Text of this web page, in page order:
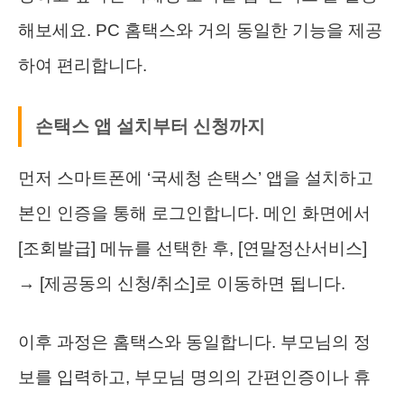
해보세요. PC 홈택스와 거의 동일한 기능을 제공
하여 편리합니다.
손택스 앱 설치부터 신청까지
먼저 스마트폰에 ‘국세청 손택스’ 앱을 설치하고
본인 인증을 통해 로그인합니다. 메인 화면에서
[조회발급] 메뉴를 선택한 후, [연말정산서비스]
→ [제공동의 신청/취소]로 이동하면 됩니다.
이후 과정은 홈택스와 동일합니다. 부모님의 정
보를 입력하고, 부모님 명의의 간편인증이나 휴